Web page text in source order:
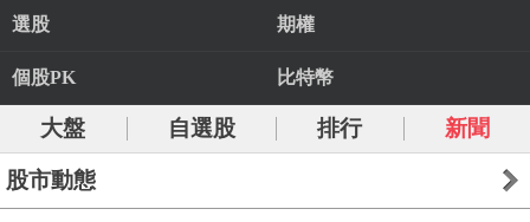
選股 期權
個股PK 比特幣
大盤 自選股 排行 新聞
股市動態